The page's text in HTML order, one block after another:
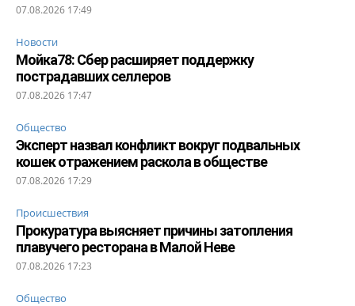
07.08.2026 17:49
Новости
Мойка78: Сбер расширяет поддержку
пострадавших селлеров
07.08.2026 17:47
Общество
Эксперт назвал конфликт вокруг подвальных
кошек отражением раскола в обществе
07.08.2026 17:29
Происшествия
Прокуратура выясняет причины затопления
плавучего ресторана в Малой Неве
07.08.2026 17:23
Общество